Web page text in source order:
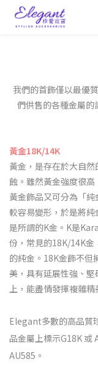
我們的首飾僅以最優
們供售的各種金屬的
黃金18K/14K
黃金，是存在於大自
蝕。雖然黃金強度很高
黃金飾品又可分為「
較容易變形，於是將
是所謂的K金。K是
份，常見的18K/14K金
的純金。18K金飾不但
美，具有延展性強、
上，能盡情發揮複雜精
Elegant多數的高品質
品金屬上標示G18K 或
AU585。